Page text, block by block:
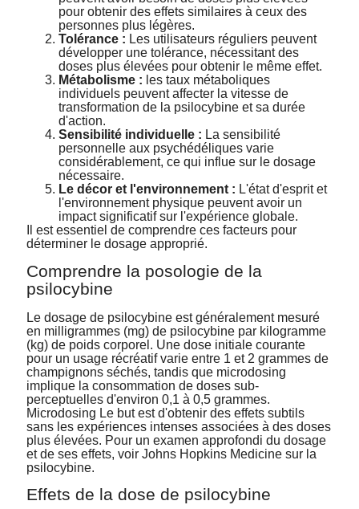
pour obtenir des effets similaires à ceux des
personnes plus légères.
Tolérance : Les utilisateurs réguliers peuvent
développer une tolérance, nécessitant des
doses plus élevées pour obtenir le même effet.
Métabolisme : les taux métaboliques
individuels peuvent affecter la vitesse de
transformation de la psilocybine et sa durée
d'action.
Sensibilité individuelle : La sensibilité
personnelle aux psychédéliques varie
considérablement, ce qui influe sur le dosage
nécessaire.
Le décor et l'environnement : L'état d'esprit et
l'environnement physique peuvent avoir un
impact significatif sur l'expérience globale.
Il est essentiel de comprendre ces facteurs pour
déterminer le dosage approprié.
Comprendre la posologie de la
psilocybine
Le dosage de psilocybine est généralement mesuré
en milligrammes (mg) de psilocybine par kilogramme
(kg) de poids corporel. Une dose initiale courante
pour un usage récréatif varie entre 1 et 2 grammes de
champignons séchés, tandis que microdosing
implique la consommation de doses sub-
perceptuelles d'environ 0,1 à 0,5 grammes.
Microdosing Le but est d'obtenir des effets subtils
sans les expériences intenses associées à des doses
plus élevées. Pour un examen approfondi du dosage
et de ses effets, voirJohns Hopkins Medicine sur la
psilocybine.
Effets de la dose de psilocybine